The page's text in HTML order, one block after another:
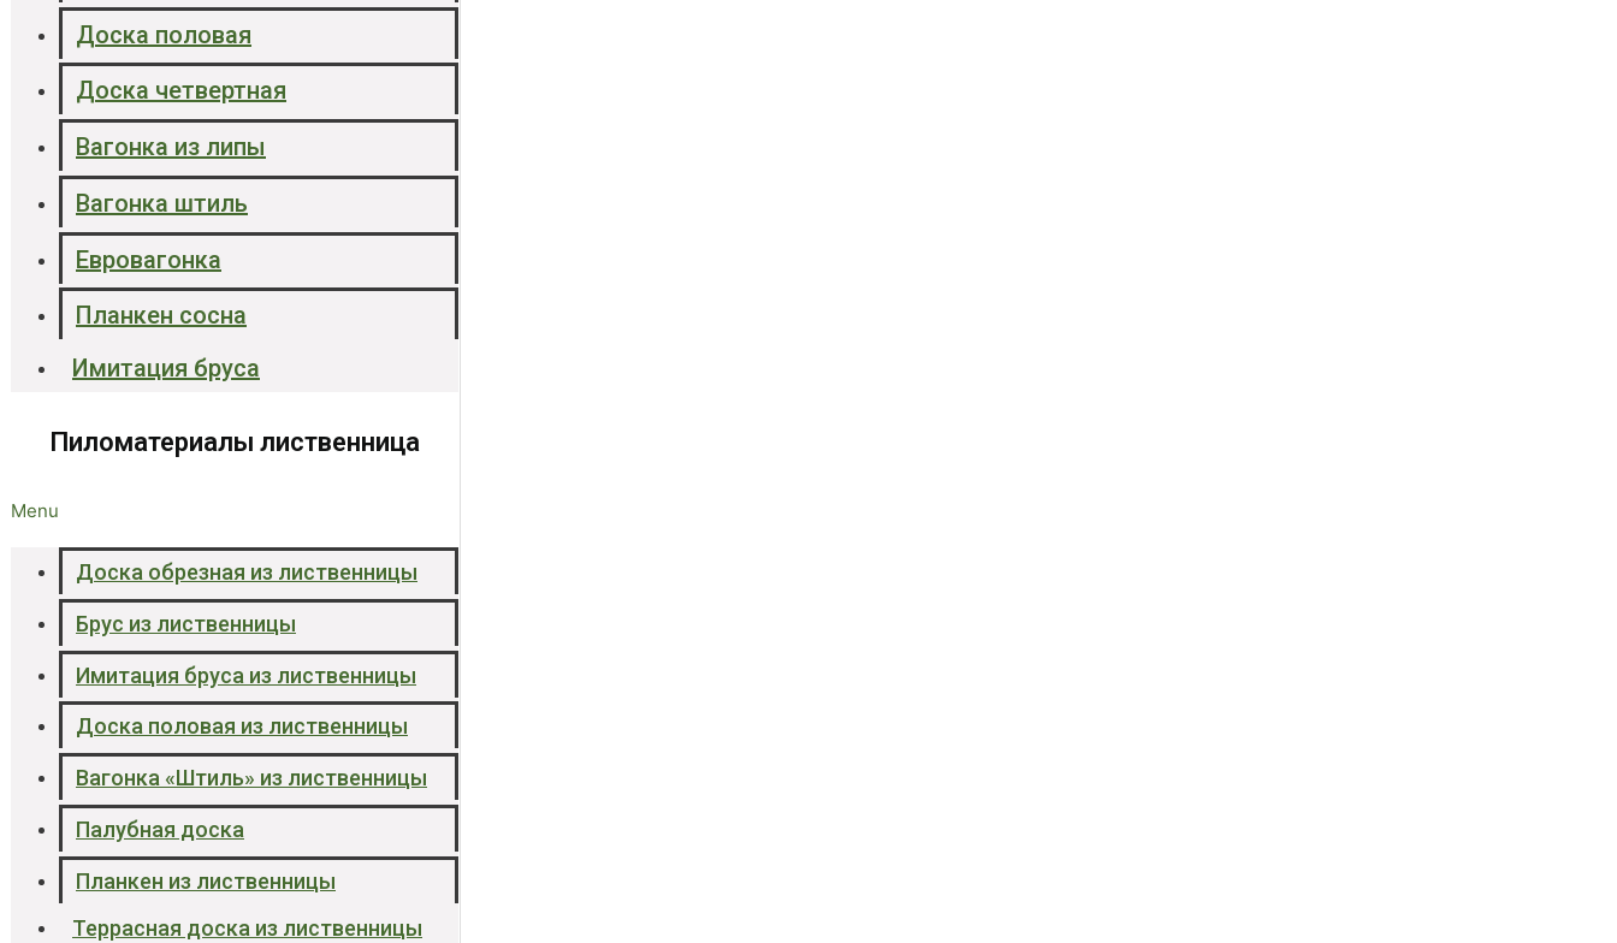
Доска половая
Доска четвертная
Вагонка из липы
Вагонка штиль
Евровагонка
Планкен сосна
Имитация бруса
Пиломатериалы лиственница
Menu
Доска обрезная из лиственницы
Брус из лиственницы
Имитация бруса из лиственницы
Доска половая из лиственницы
Вагонка «Штиль» из лиственницы
Палубная доска
Планкен из лиственницы
Террасная доска из лиственницы